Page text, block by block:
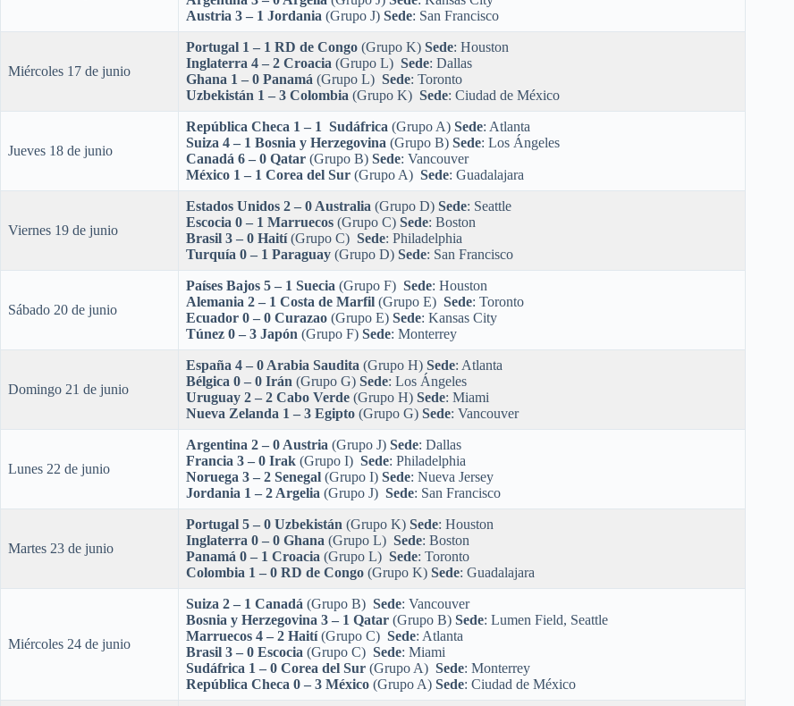
Austria 3 – 1 Jordania (Grupo J) Sede: San Francisco
Miércoles 17 de junio
Portugal 1 – 1 RD de Congo (Grupo K) Sede: Houston
Inglaterra 4 – 2 Croacia (Grupo L) Sede: Dallas
Ghana 1 – 0 Panamá (Grupo L) Sede: Toronto
Uzbekistán 1 – 3 Colombia (Grupo K) Sede: Ciudad de México
Jueves 18 de junio
República Checa 1 – 1 Sudáfrica (Grupo A) Sede: Atlanta
Suiza 4 – 1 Bosnia y Herzegovina (Grupo B) Sede: Los Ángeles
Canadá 6 – 0 Qatar (Grupo B) Sede: Vancouver
México 1 – 1 Corea del Sur (Grupo A) Sede: Guadalajara
Viernes 19 de junio
Estados Unidos 2 – 0 Australia (Grupo D) Sede: Seattle
Escocia 0 – 1 Marruecos (Grupo C) Sede: Boston
Brasil 3 – 0 Haití(Grupo C) Sede: Philadelphia
Turquía 0 – 1 Paraguay (Grupo D) Sede: San Francisco
Sábado 20 de junio
Países Bajos 5 – 1 Suecia (Grupo F) Sede: Houston
Alemania 2 – 1 Costa de Marfil (Grupo E) Sede: Toronto
Ecuador 0 – 0 Curazao (Grupo E) Sede: Kansas City
Túnez 0 – 3 Japón (Grupo F) Sede: Monterrey
Domingo 21 de junio
España 4 – 0 Arabia Saudita (Grupo H) Sede: Atlanta
Bélgica 0 – 0 Irán (Grupo G) Sede: Los Ángeles
Uruguay 2 – 2 Cabo Verde (Grupo H) Sede: Miami
Nueva Zelanda 1 – 3 Egipto (Grupo G) Sede: Vancouver
Lunes 22 de junio
Argentina 2 – 0 Austria (Grupo J) Sede: Dallas
Francia 3 – 0 Irak (Grupo I) Sede: Philadelphia
Noruega 3 – 2 Senegal (Grupo I) Sede: Nueva Jersey
Jordania 1 – 2 Argelia (Grupo J) Sede: San Francisco
Martes 23 de junio
Portugal 5 – 0 Uzbekistán (Grupo K) Sede: Houston
Inglaterra 0 – 0 Ghana (Grupo L) Sede: Boston
Panamá 0 – 1 Croacia (Grupo L) Sede: Toronto
Colombia 1 – 0 RD de Congo (Grupo K) Sede: Guadalajara
Miércoles 24 de junio
Suiza 2 – 1 Canadá (Grupo B) Sede: Vancouver
Bosnia y Herzegovina 3 – 1 Qatar (Grupo B) Sede: Lumen Field, Seattle
Marruecos 4 – 2 Haití(Grupo C) Sede: Atlanta
Brasil 3 – 0 Escocia (Grupo C) Sede: Miami
Sudáfrica 1 – 0 Corea del Sur (Grupo A) Sede: Monterrey
República Checa 0 – 3 México (Grupo A) Sede: Ciudad de México